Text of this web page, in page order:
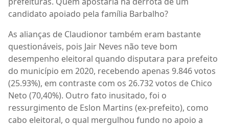
candidato apoiado pela família Barbalho?
As alianças de Claudionor também eram bastante
questionáveis, pois Jair Neves não teve bom
desempenho eleitoral quando disputara para prefeito
do município em 2020, recebendo apenas 9.846 votos
(25.93%), em contraste com os 26.732 votos de Chico
Neto (70,40%). Outro fato inusitado, foi o
ressurgimento de Eslon Martins (ex-prefeito), como
cabo eleitoral, o qual mergulhou fundo no apoio a